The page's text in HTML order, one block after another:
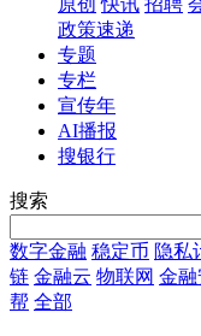
政策速递
专题
专栏
宣传年
AI播报
搜银行
搜索
数字金融 稳定币 隐私
链 金融云 物联网 金融
帮 全部